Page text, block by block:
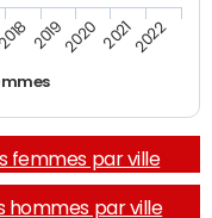
2018 20192020 20212022
femmes par ville
hommes par ville